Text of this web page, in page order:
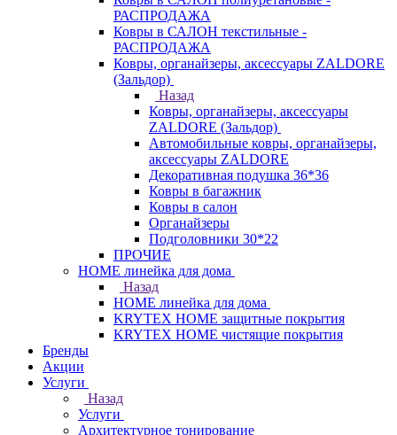
РАСПРОДАЖА
Ковры в САЛОН текстильные -
РАСПРОДАЖА
Ковры, органайзеры, аксессуары ZALDORE
(Зальдор)
Назад
Ковры, органайзеры, аксессуары
ZALDORE (Зальдор)
Автомобильные ковры, органайзеры,
аксессуары ZALDORE
Декоративная подушка 36*36
Ковры в багажник
Ковры в салон
Органайзеры
Подголовники 30*22
ПРОЧИЕ
HOME линейка для дома
Назад
HOME линейка для дома
KRYTEX HOME защитные покрытия
KRYTEX HOME чистящие покрытия
Бренды
Акции
Услуги
Назад
Услуги
Архитектурное тонирование